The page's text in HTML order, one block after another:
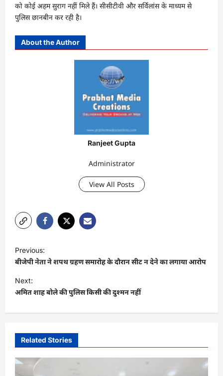
को कोई अहम सुराग नहीं मिले हैं। सीसीटीवी और सर्विलांस के माध्यम से
पुलिस छानबीन कर रही है।
About the Author
Ranjeet Gupta
Administrator
View All Posts
o
s
t
v
g
Previous:
बीजेपी नेता ने शपथ ग्रहण समारोह के दौरान सीट न देने का लगाया आरोप
Next:
अमित शाह बोले की पुलिस किसी की दुश्मन नहीं
Related Stories